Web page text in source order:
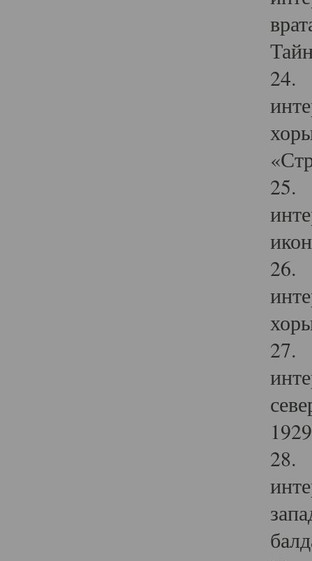
24.
25.
26.
27.
28.